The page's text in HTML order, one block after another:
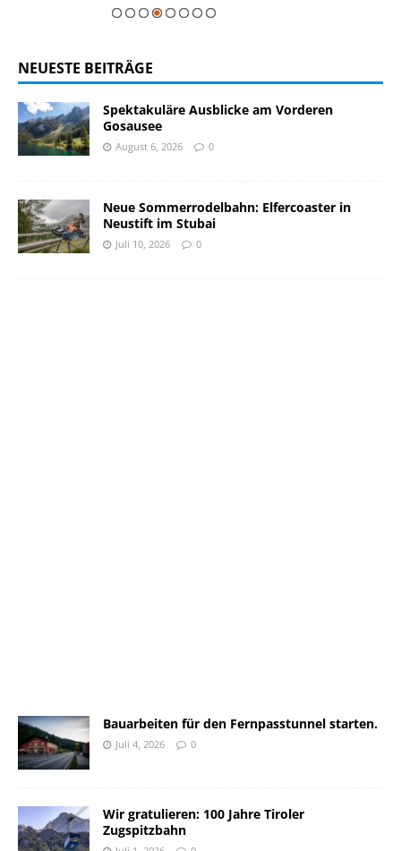
NEUESTE BEITRÄGE
Spektakuläre Ausblicke am Vorderen
Gosausee
August 6, 2026 0
Neue Sommerrodelbahn: Elfercoaster in
Neustift im Stubai
Juli 10, 2026 0
Bauarbeiten für den Fernpasstunnel starten.
Juli 4, 2026 0
Wir gratulieren: 100 Jahre Tiroler
Zugspitzbahn